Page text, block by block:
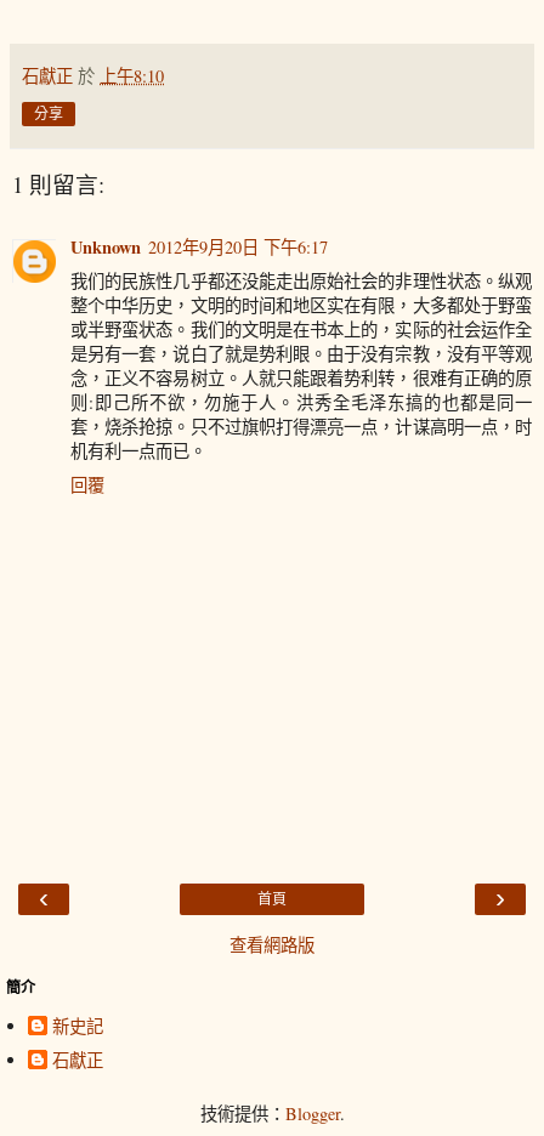
石獻正 於 上午8:10
分享
1 則留言:
Unknown 2012年9月20日 下午6:17
我们的民族性几乎都还没能走出原始社会的非理性状态。纵观
整个中华历史，文明的时间和地区实在有限，大多都处于野蛮
或半野蛮状态。我们的文明是在书本上的，实际的社会运作全
是另有一套，说白了就是势利眼。由于没有宗教，没有平等观
念，正义不容易树立。人就只能跟着势利转，很难有正确的原
则:即己所不欲，勿施于人。洪秀全毛泽东搞的也都是同一
套，烧杀抢掠。只不过旗帜打得漂亮一点，计谋高明一点，时
机有利一点而已。
回覆
‹ ›
首頁
查看網路版
簡介
新史記
石獻正
技術提供： Blogger.